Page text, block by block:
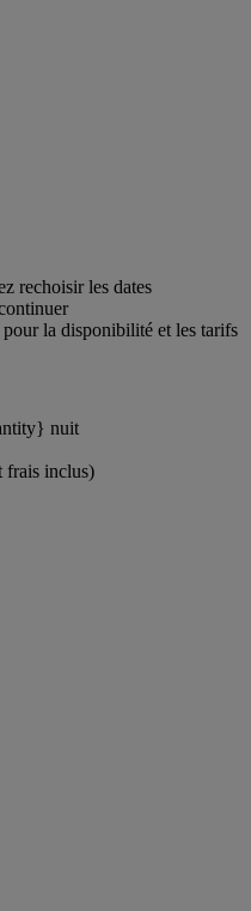
rechoisir les dates
la disponibilité et les tarifs
nuit
frais inclus)